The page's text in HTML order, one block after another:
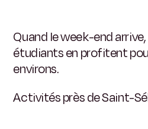
Quand le week-end
étudiants en profitent
environs.
Activités près de Saint-